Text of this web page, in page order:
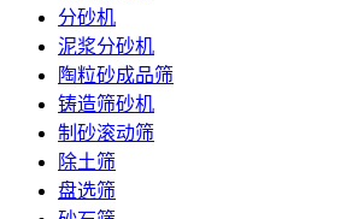
分砂机
泥浆分砂机
陶粒砂成品筛
铸造筛砂机
制砂滚动筛
除土筛
盘选筛